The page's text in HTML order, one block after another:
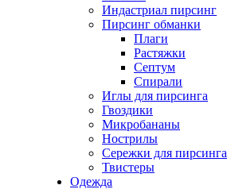
Индастриал пирсинг
Пирсинг обманки
Плаги
Растяжки
Септум
Спирали
Иглы для пирсинга
Гвоздики
Микробананы
Нострилы
Сережки для пирсинга
Твистеры
Одежда